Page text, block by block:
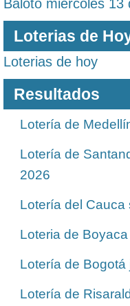
Baloto miércoles 13
Loterias de
Loterias de hoy
Resultados
Lotería de
Lotería de
2026
Lotería del
Loteria de
Lotería de
Lotería de